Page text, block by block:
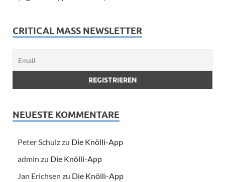
CRITICAL MASS NEWSLETTER
NEUESTE KOMMENTARE
Peter Schulzzu Die Knölli-App
admin zu Die Knölli-App
Jan Erichsen zu Die Knölli-App